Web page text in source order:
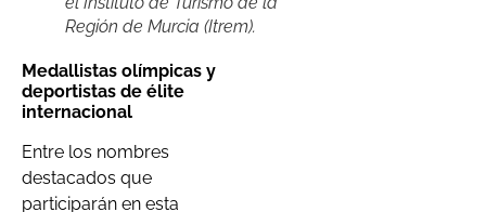
Región de Murcia (Itrem).
Medallistas olímpicas y
deportistas de élite
internacional
Entre los nombres
destacados que
participarán en esta